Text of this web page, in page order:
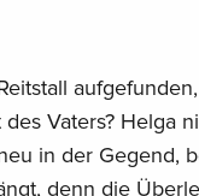
Vaters? Helga
in der Gegend,
denn die